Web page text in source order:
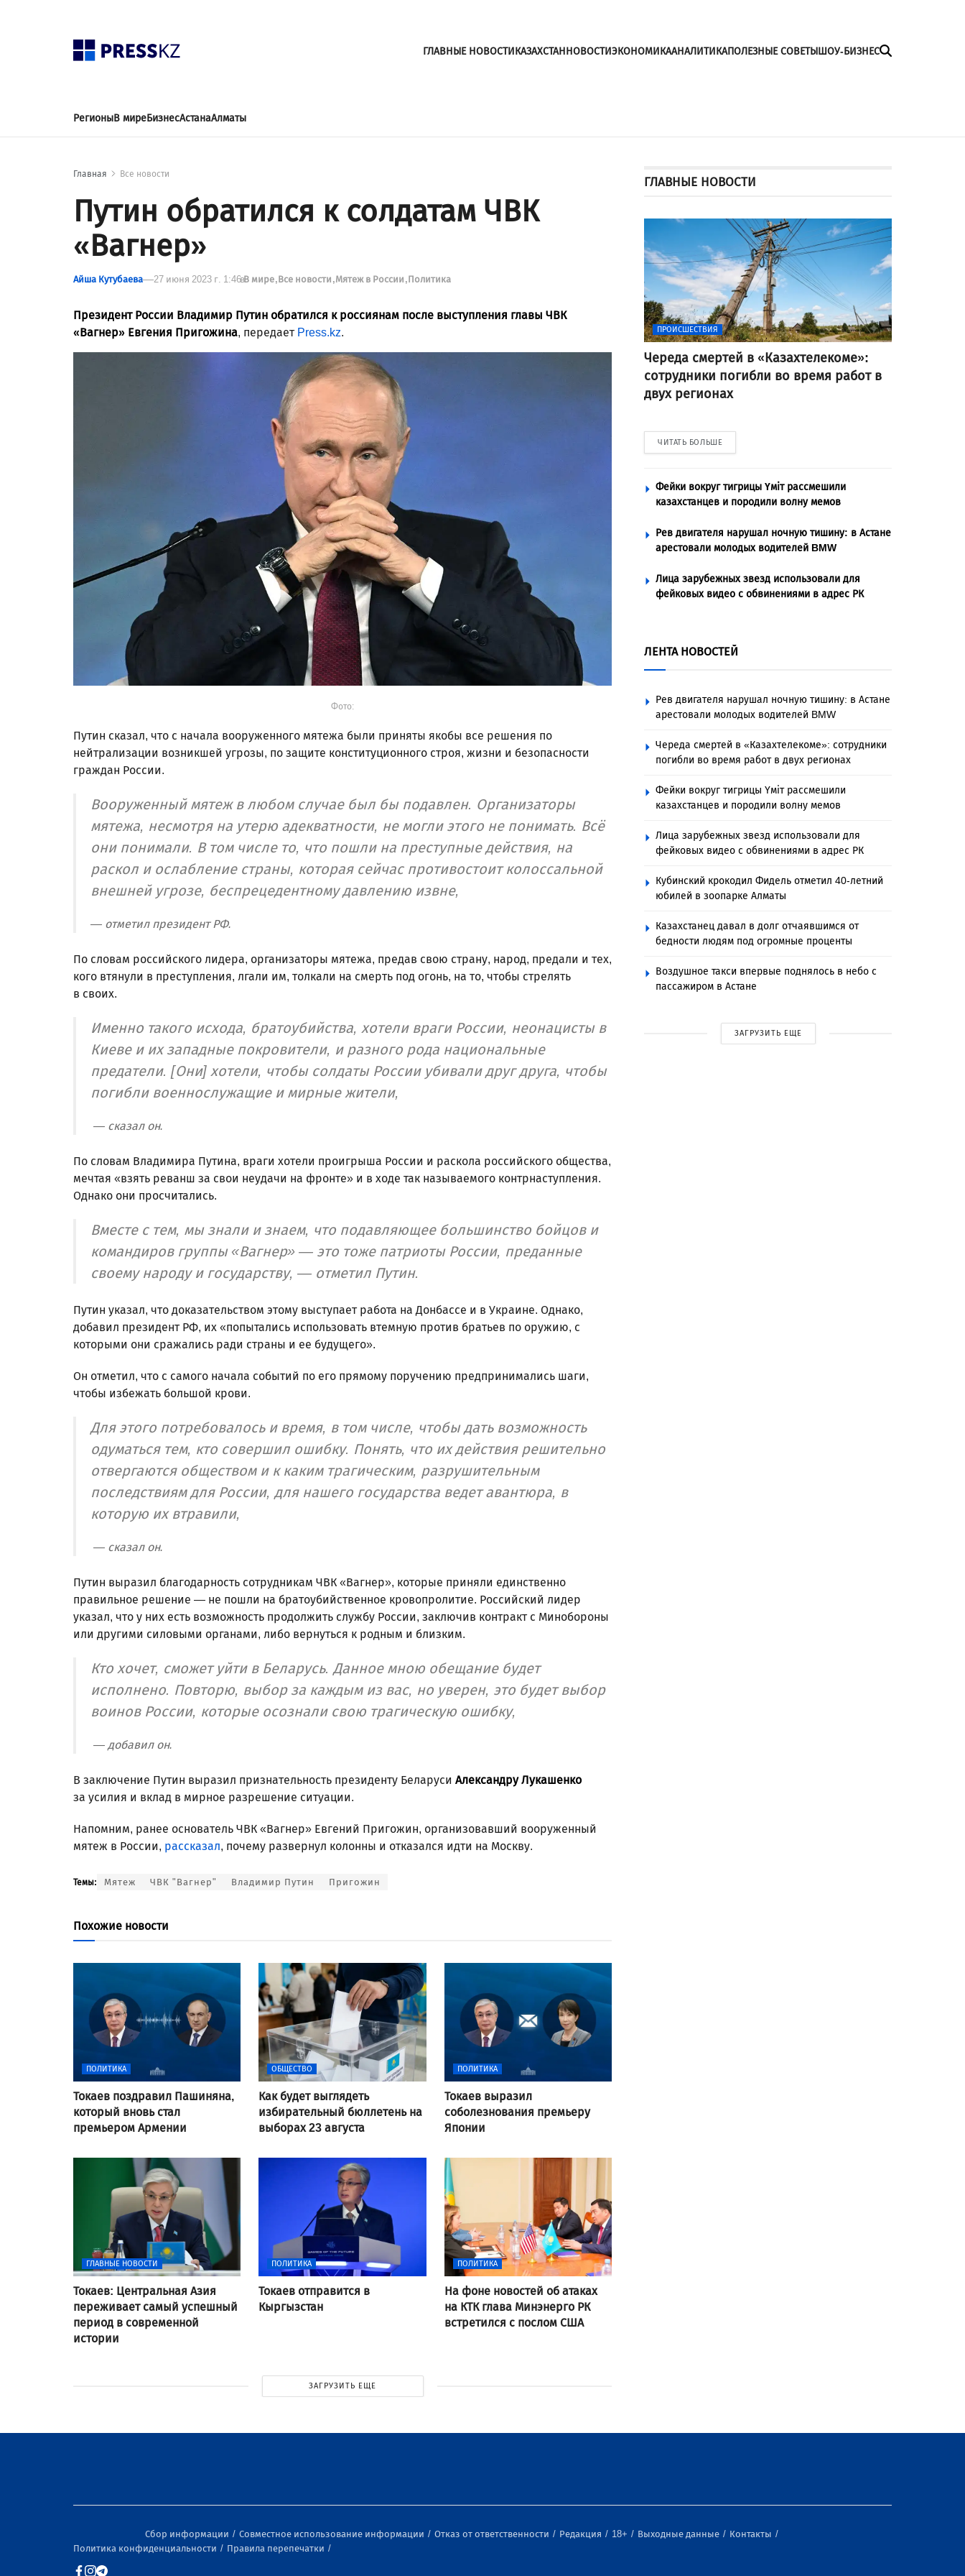
ГЛАВНЫЕ НОВОСТИКАЗАХСТАННОВОСТИЭКОНОМИКААНАЛИТИКАПОЛЕЗНЫЕ СОВЕТЫШОУ-БИЗНЕС
РегионыВ миреБизнесАстанаАлматы
Главная Все новости
Путин обратился к солдатам ЧВК
«Вагнер»
Айша Кутубаева 27 июня 2023 г. 1:46вВ мире Все новости Мятеж в России Политика
Президент России Владимир Путин обратился к россиянам после выступления главы ЧВК
«Вагнер» Евгения Пригожина, передает Press.kz.
Фото:
Путин сказал, что с начала вооруженного мятежа были приняты якобы все решения по
нейтрализации возникшей угрозы, по защите конституционного строя, жизни и безопасности
граждан России.
Вооруженный мятеж в любом случае был бы подавлен. Организаторы
мятежа, несмотря на утерю адекватности, не могли этого не понимать. Всё
они понимали. В том числе то, что пошли на преступные действия, на
раскол и ослабление страны, которая сейчас противостоит колоссальной
внешней угрозе, беспрецедентному давлению извне,
— отметил президент РФ.
По словам российского лидера, организаторы мятежа, предав свою страну, народ, предали и тех,
кого втянули в преступления, лгали им, толкали на смерть под огонь, на то, чтобы стрелять
в своих.
Именно такого исхода, братоубийства, хотели враги России, неонацисты в
Киеве и их западные покровители, и разного рода национальные
предатели. [Они] хотели, чтобы солдаты России убивали друг друга, чтобы
погибли военнослужащие и мирные жители,
— сказал он.
По словам Владимира Путина, враги хотели проигрыша России и раскола российского общества,
мечтая «взять реванш за свои неудачи на фронте» и в ходе так называемого контрнаступления.
Однако они просчитались.
Вместе с тем, мы знали и знаем, что подавляющее большинство бойцов и
командиров группы «Вагнер» — это тоже патриоты России, преданные
своему народу и государству, — отметил Путин.
Путин указал, что доказательством этому выступает работа на Донбассе и в Украине. Однако,
добавил президент РФ, их «попытались использовать втемную против братьев по оружию, с
которыми они сражались ради страны и ее будущего».
Он отметил, что с самого начала событий по его прямому поручению предпринимались шаги,
чтобы избежать большой крови.
Для этого потребовалось и время, в том числе, чтобы дать возможность
одуматься тем, кто совершил ошибку. Понять, что их действия решительно
отвергаются обществом и к каким трагическим, разрушительным
последствиям для России, для нашего государства ведет авантюра, в
которую их втравили,
— сказал он.
Путин выразил благодарность сотрудникам ЧВК «Вагнер», которые приняли единственно
правильное решение — не пошли на братоубийственное кровопролитие. Российский лидер
указал, что у них есть возможность продолжить службу России, заключив контракт с Минобороны
или другими силовыми органами, либо вернуться к родным и близким.
Кто хочет, сможет уйти в Беларусь. Данное мною обещание будет
исполнено. Повторю, выбор за каждым из вас, но уверен, это будет выбор
воинов России, которые осознали свою трагическую ошибку,
— добавил он.
В заключение Путин выразил признательность президенту Беларуси Александру Лукашенко
за усилия и вклад в мирное разрешение ситуации.
Напомним, ранее основатель ЧВК «Вагнер» Евгений Пригожин, организовавший вооруженный
мятеж в России, рассказал, почему развернул колонны и отказался идти на Москву.
Темы: Мятеж ЧВК "Вагнер" Владимир Путин Пригожин
Похожие новости
ПОЛИТИКА
Токаев поздравил Пашиняна,
который вновь стал
премьером Армении
ОБЩЕСТВО
Как будет выглядеть
избирательный бюллетень на
выборах 23 августа
ПОЛИТИКА
Токаев выразил
соболезнования премьеру
Японии
ГЛАВНЫЕ НОВОСТИ
Токаев: Центральная Азия
переживает самый успешный
период в современной
истории
ПОЛИТИКА
Токаев отправится в
Кыргызстан
ПОЛИТИКА
На фоне новостей об атаках
на КТК глава Минэнерго РК
встретился с послом США
ЗАГРУЗИТЬ ЕЩЕ
ГЛАВНЫЕ НОВОСТИ
ПРОИСШЕСТВИЯ
Череда смертей в «Казахтелекоме»:
сотрудники погибли во время работ в
двух регионах
ЧИТАТЬ БОЛЬШЕ
Фейки вокруг тигрицы Үміт рассмешили
казахстанцев и породили волну мемов
Рев двигателя нарушал ночную тишину: в Астане
арестовали молодых водителей BMW
Лица зарубежных звезд использовали для
фейковых видео с обвинениями в адрес РК
ЛЕНТА НОВОСТЕЙ
Рев двигателя нарушал ночную тишину: в Астане
арестовали молодых водителей BMW
Череда смертей в «Казахтелекоме»: сотрудники
погибли во время работ в двух регионах
Фейки вокруг тигрицы Үміт рассмешили
казахстанцев и породили волну мемов
Лица зарубежных звезд использовали для
фейковых видео с обвинениями в адрес РК
Кубинский крокодил Фидель отметил 40-летний
юбилей в зоопарке Алматы
Казахстанец давал в долг отчаявшимся от
бедности людям под огромные проценты
Воздушное такси впервые поднялось в небо с
пассажиром в Астане
ЗАГРУЗИТЬ ЕЩЕ
Сбор информации Совместное использование информации Отказ от ответственности Редакция 18+ Выходные данные
Контакты
Политика конфиденциальности
Правила перепечатки